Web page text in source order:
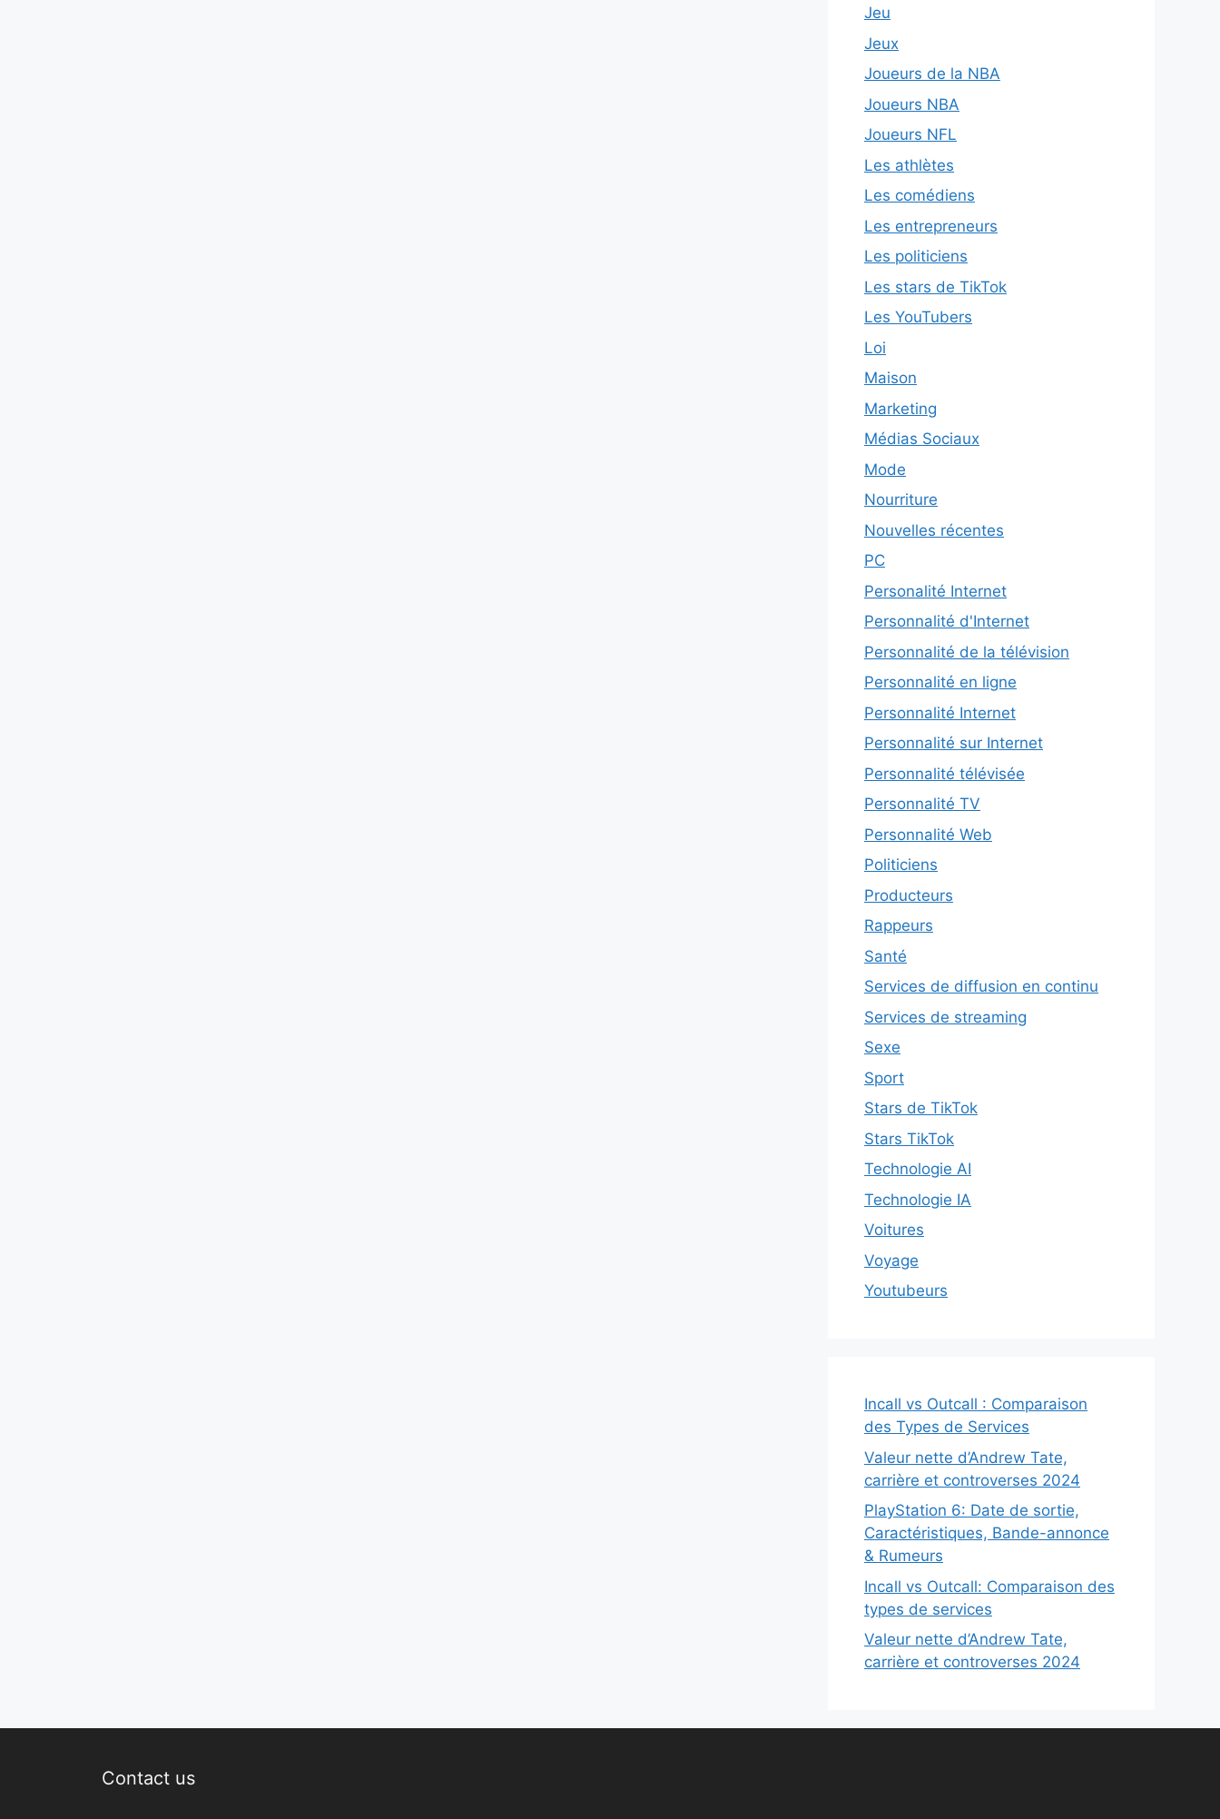
Jeu
Jeux
Joueurs de la NBA
Joueurs NBA
Joueurs NFL
Les athlètes
Les comédiens
Les entrepreneurs
Les politiciens
Les stars de TikTok
Les YouTubers
Loi
Maison
Marketing
Médias Sociaux
Mode
Nourriture
Nouvelles récentes
PC
Personalité Internet
Personnalité d'Internet
Personnalité de la télévision
Personnalité en ligne
Personnalité Internet
Personnalité sur Internet
Personnalité télévisée
Personnalité TV
Personnalité Web
Politiciens
Producteurs
Rappeurs
Santé
Services de diffusion en continu
Services de streaming
Sexe
Sport
Stars de TikTok
Stars TikTok
Technologie AI
Technologie IA
Voitures
Voyage
Youtubeurs
Incall vs Outcall : Comparaison
des Types de Services
Valeur nette d’Andrew Tate,
carrière et controverses 2024
PlayStation 6: Date de sortie,
Caractéristiques, Bande-annonce
& Rumeurs
Incall vs Outcall: Comparaison des
types de services
Valeur nette d’Andrew Tate,
carrière et controverses 2024
Contact us